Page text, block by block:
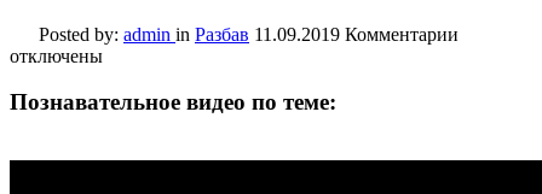
Posted by: admin in Разбав 11.09.2019 Комментарии
дома
отключены
Познавательное видео по теме: